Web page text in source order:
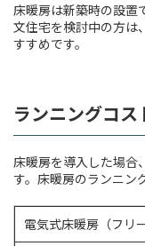
床暖房は新築時の設置
文住宅を検討中の方は
すすめです。
ランニングコス
床暖房を導入した場合
す。床暖房のランニン
電気式床暖房（フリ